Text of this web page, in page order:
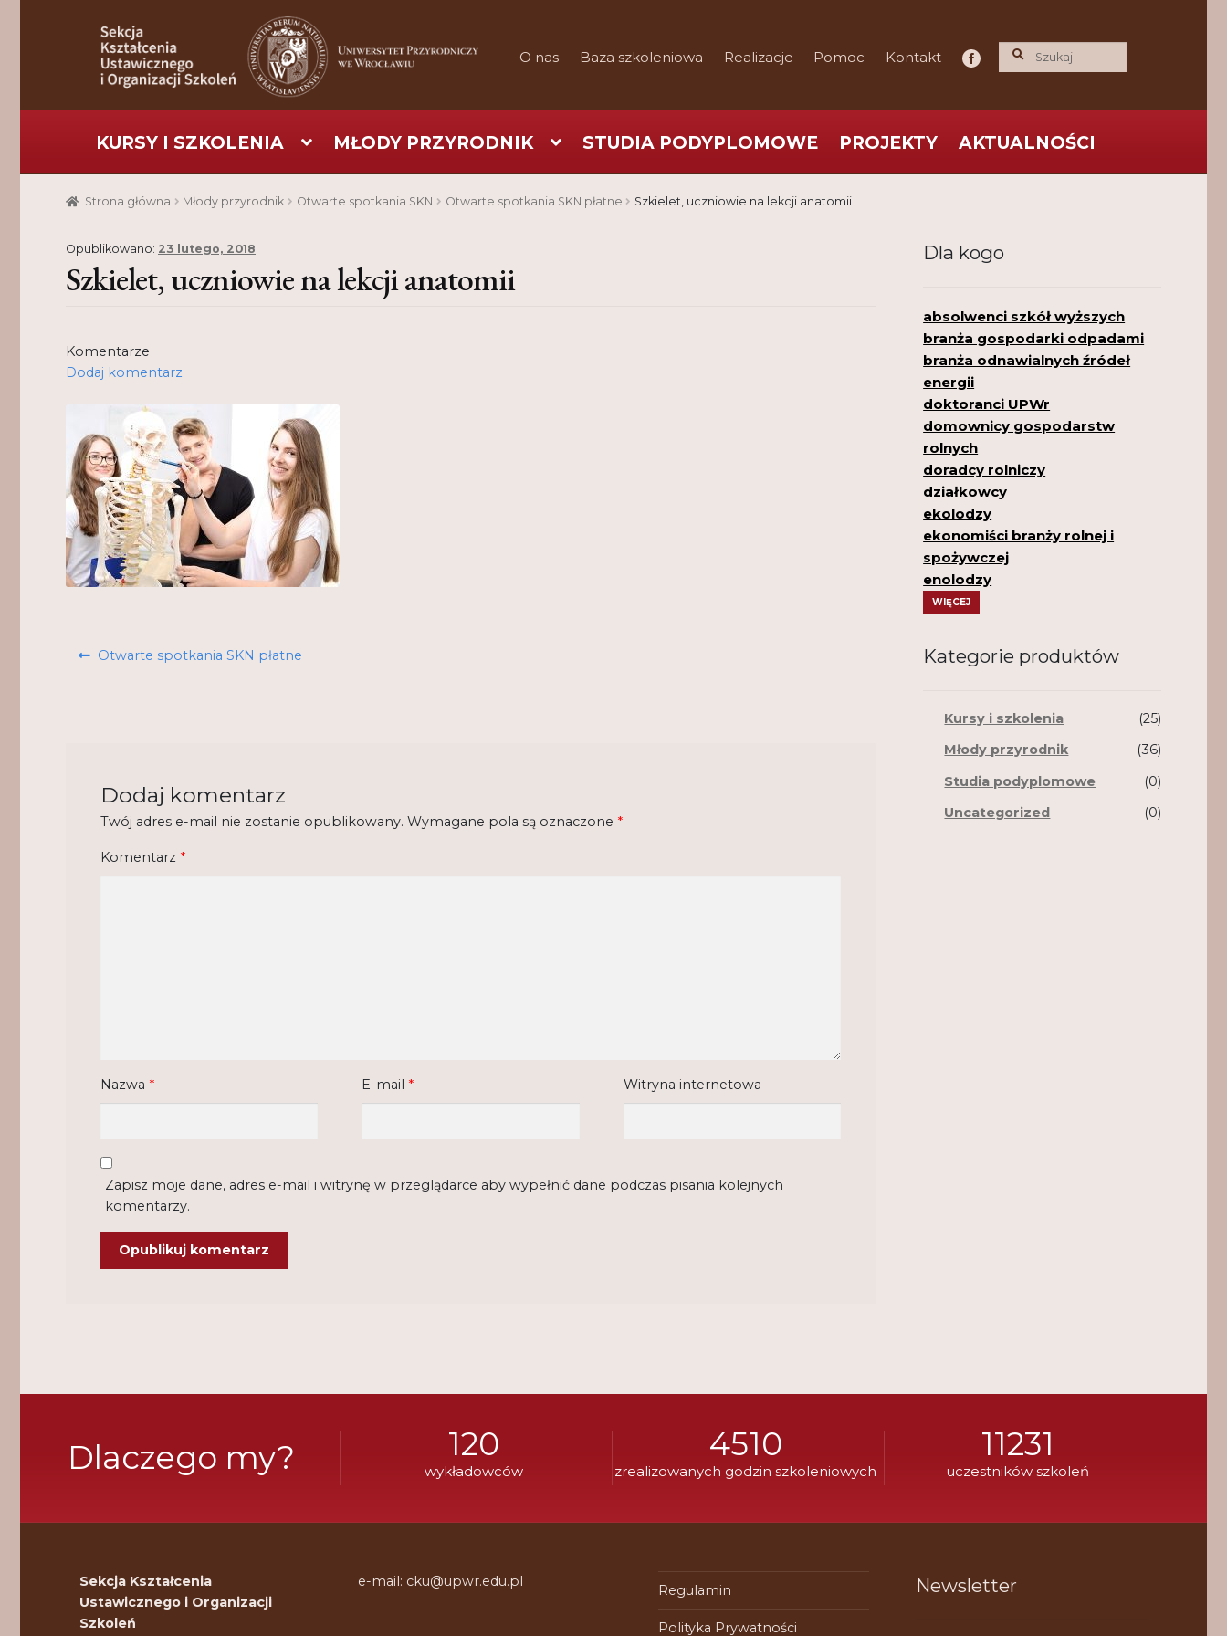
Przejdź
do
nawigacji
Przejdź
do
treści
O nas Baza szkoleniowa Realizacje Pomoc Kontakt
KURSY I SZKOLENIA MŁODY PRZYRODNIK STUDIA PODYPLOMOWE PROJEKTY AKTUALNOŚCI
Strona główna Aktualności Baza szkoleniowa Cart Checkout Konferencje Kontakt My Account Nauka praktyce praktyka nauce
Strona główna Młody przyrodnik Otwarte spotkania SKN Otwarte spotkania SKN płatne Szkielet, uczniowie na lekcji anatomii
Opublikowano: 23 lutego, 2018
Szkielet, uczniowie na lekcji anatomii
Komentarze
Dodaj komentarz
Nawigacja
Poprzedni
Otwarte spotkania SKN płatne
Dodaj komentarz
Twój adres e-mail nie zostanie opublikowany. Wymagane pola są oznaczone *
Komentarz *
Nazwa * E-mail * Witryna internetowa
Zapisz moje dane, adres e-mail i witrynę w przeglądarce aby wypełnić dane podczas pisania kolejnych
komentarzy.
Dla kogo
absolwenci szkół wyższych
branża gospodarki odpadami
branża odnawialnych źródeł
energii
doktoranci UPWr
domownicy gospodarstw
rolnych
doradcy rolniczy
działkowcy
ekolodzy
ekonomiści branży rolnej i
spożywczej
enolodzy
WIĘCEJ
Kategorie produktów
Kursy i szkolenia
(25)
Młody przyrodnik
(36)
Studia podyplomowe
(0)
Uncategorized
(0)
Dlaczego my? 120
wykładowców
4510
zrealizowanych godzin szkoleniowych
11231
uczestników szkoleń
Sekcja Kształcenia
Ustawicznego i Organizacji
Szkoleń
e-mail: cku@upwr.edu.pl
Regulamin
Polityka Prywatności
Newsletter